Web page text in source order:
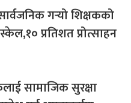
गर्‍यो शिक्षकको
प्रतिशत प्रोत्साहन
सामाजिक सुरक्षा